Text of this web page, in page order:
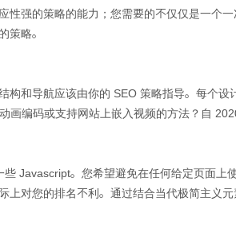
性强的策略的能力；您需要的不仅仅是一个
策略。
和导航应该由你的 SEO 策略指导。每个设
画编码或支持网站上嵌入视频的方法？自
Javascript。您希望避免在任何给定页面上
对您的排名不利。通过结合当代极简主义